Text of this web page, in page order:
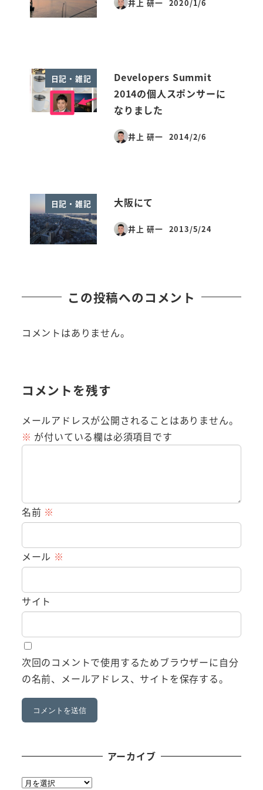
井上 研一
投稿日
2020/1/6
日記・雑記
Developers Summit
2014の個人スポンサーに
なりました
井上 研一
投稿日
2014/2/6
日記・雑記 大阪にて
井上 研一
投稿日
2013/5/24
この投稿へのコメント
コメントはありません。
コメントを残す
メールアドレスが公開されることはありません。
※ が付いている欄は必須項目です
名前 ※
メール ※
サイト
次回のコメントで使用するためブラウザーに自分
の名前、メールアドレス、サイトを保存する。
アーカイブ
ア